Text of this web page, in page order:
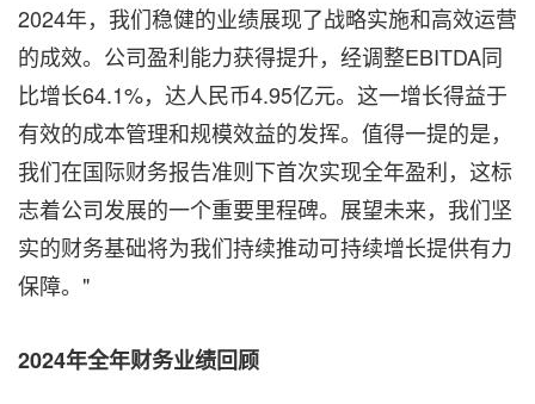
2024年，我们稳健的业绩展现了战略实施和高效运营
的成效。公司盈利能力获得提升，经调整EBITDA同
比增长64.1%，达人民币4.95亿元。这一增长得益于
有效的成本管理和规模效益的发挥。值得一提的是，
我们在国际财务报告准则下首次实现全年盈利，这标
志着公司发展的一个重要里程碑。展望未来，我们坚
实的财务基础将为我们持续推动可持续增长提供有力
保障。"
2024年全年财务业绩回顾